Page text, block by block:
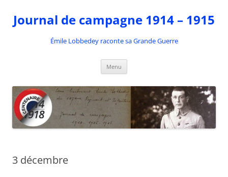
contenu
Journal de campagne 1914 – 1915
Émile Lobbedey raconte sa Grande Guerre
Menu
3 décembre